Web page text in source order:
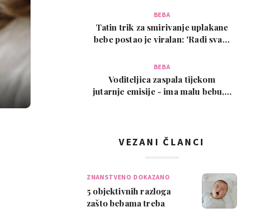
BEBA
Tatin trik za smirivanje uplakane
bebe postao je viralan: 'Radi svaki
BEBA
Voditeljica zaspala tijekom
jutarnje emisije - ima malu bebu, a
VEZANI ČLANCI
ZNANSTVENO DOKAZANO
5 objektivnih razloga
zašto bebama treba